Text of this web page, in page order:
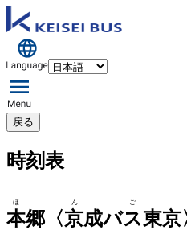
戻る
時刻表
本郷〈京成バス東京
ほんご